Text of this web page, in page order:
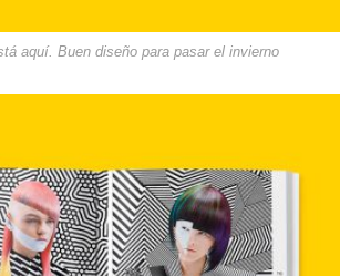
aquí. Buen diseño para pasar el invierno